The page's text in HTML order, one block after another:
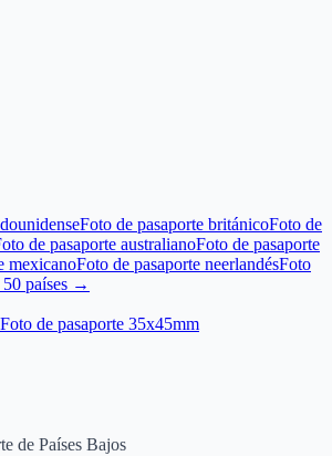
Foto de pasaporte británicoFoto de
de pasaporte australianoFoto de pasaporte
mexicanoFoto de pasaporte neerlandésFoto
países →
Foto de pasaporte 35x45mm
de Países Bajos